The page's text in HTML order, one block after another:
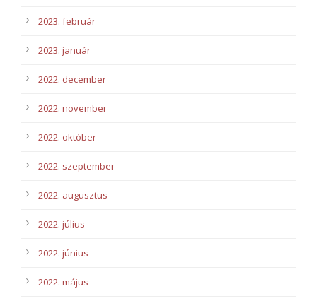
2023. február
2023. január
2022. december
2022. november
2022. október
2022. szeptember
2022. augusztus
2022. július
2022. június
2022. május